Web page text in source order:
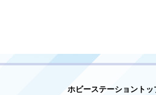
ホビーステーショントッ